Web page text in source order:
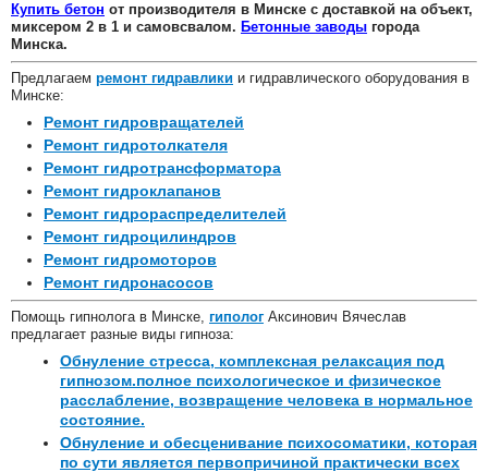
Купить бетон от производителя в Минске с доставкой на объект,
миксером 2 в 1 и самовсвалом. Бетонные заводы города
Минска.
Предлагаем ремонт гидравлики и гидравлического оборудования в
Минске:
Ремонт гидровращателей
Ремонт гидротолкателя
Ремонт гидротрансформатора
Ремонт гидроклапанов
Ремонт гидрораспределителей
Ремонт гидроцилиндров
Ремонт гидромоторов
Ремонт гидронасосов
Помощь гипнолога в Минске, гиполог Аксинович Вячеслав
предлагает разные виды гипноза:
Обнуление стресса, комплексная релаксация под
гипнозом.полное психологическое и физическое
расслабление, возвращение человека в нормальное
состояние.
Обнуление и обесценивание психосоматики, которая
по сути является первопричиной практически всех